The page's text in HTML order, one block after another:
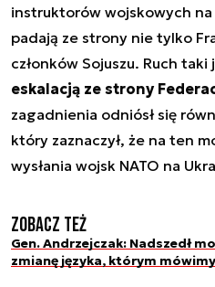
instruktorów wojskowych na
padają ze strony nie tylko
członków Sojuszu. Ruch
eskalacją ze strony
zagadnienia odniósł się
który zaznaczył, że na ten
wysłania wojsk NATO na
Zobacz też
Gen. Andrzejczak: Nadszedł
zmianę języka, którym